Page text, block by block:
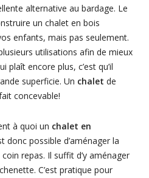
alternative au bardage. Le
un chalet en bois
enfants, mais pas seulement.
utilisations afin de mieux
plaît encore plus, c’est qu’il
superficie. Un chalet de
concevable!
à quoi un chalet en
possible d’aménager la
repas. Il suffit d’y aménager
C’est pratique pour